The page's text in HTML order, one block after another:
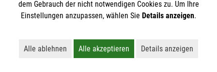
Vielleicht interessiert Sie auch... ?
dem Gebrauch der nicht notwendigen Cookies zu. Um Ihre
Einstellungen anzupassen, wählen Sie Details anzeigen.
Alle ablehnen
Lehnt alle nicht-essentiellen Cookies ab
Alle akzeptieren
Akzeptiert alle Cookies
Details anzeigen